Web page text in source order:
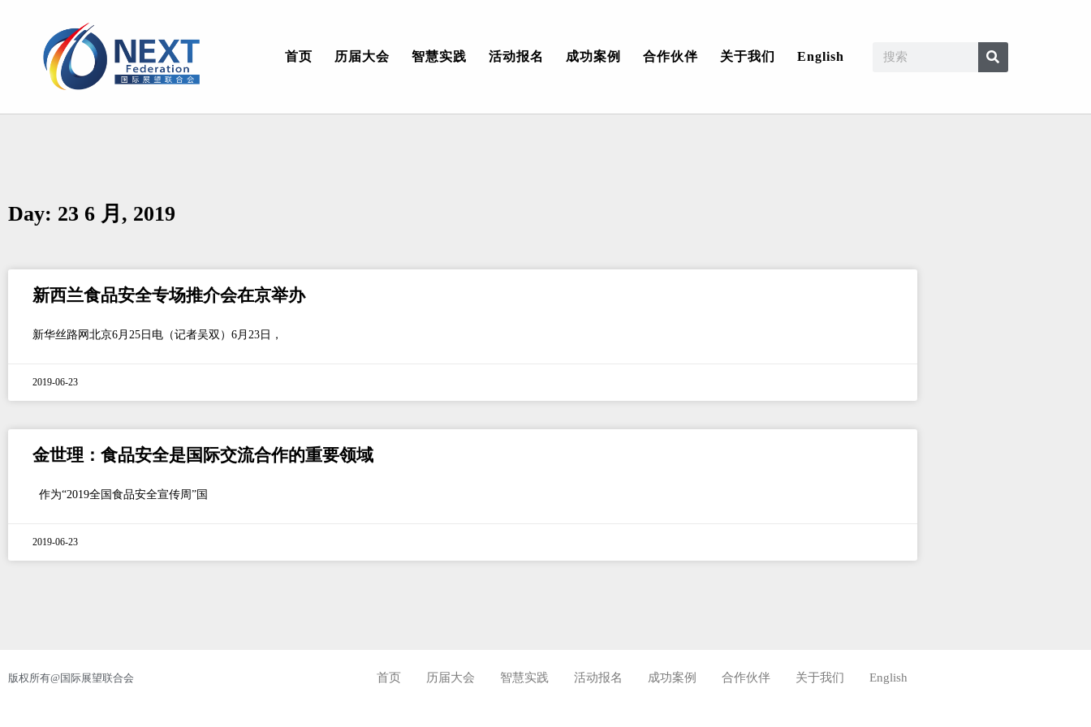
首页 历届大会 智慧实践 活动报名 成功案例 合作伙伴 关于我们 English
Day: 23 6 月, 2019
新西兰食品安全专场推介会在京举办
新华丝路网北京6月25日电（记者吴双）6月23日，
2019-06-23
金世理：食品安全是国际交流合作的重要领域
作为“2019全国食品安全宣传周”国
2019-06-23
版权所有@国际展望联合会 首页 历届大会 智慧实践 活动报名 成功案例 合作伙伴 关于我们 English